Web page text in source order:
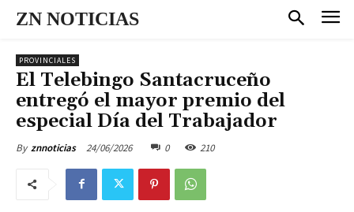
ZN NOTICIAS
PROVINCIALES
El Telebingo Santacruceño
entregó el mayor premio del
especial Día del Trabajador
By znnoticias 24/06/2026 0 210